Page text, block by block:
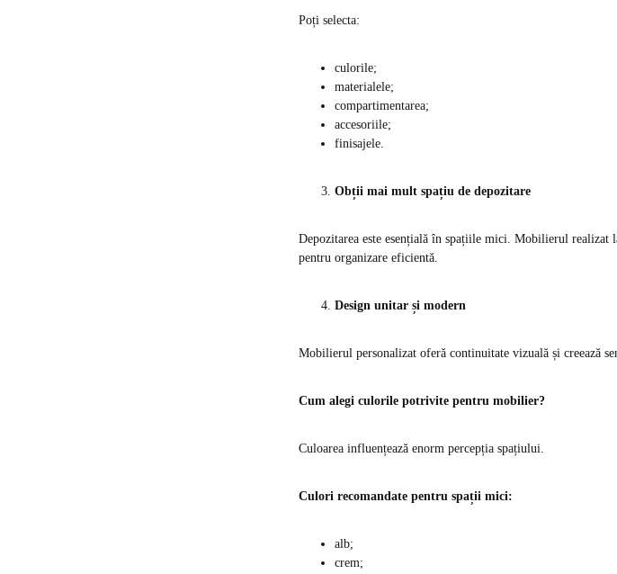
Poți selecta:
culorile;
materialele;
compartimentarea;
accesoriile;
finisajele.
Obții mai mult spațiu de depozitare
Depozitarea este esențială în spațiile mici. Mobilierul realizat
pentru organizare eficientă.
Design unitar și modern
Mobilierul personalizat oferă continuitate vizuală și creează
Cum alegi culorile potrivite pentru mobilier?
Culoarea influențează enorm percepția spațiului.
Culori recomandate pentru spații mici:
alb;
crem;